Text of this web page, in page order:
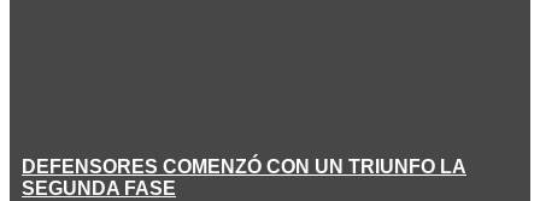
DEFENSORES COMENZÓ CON UN TRIUNFO LA
SEGUNDA FASE